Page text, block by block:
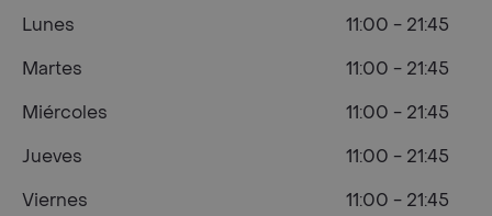
Lunes
11:00 - 21:45
Martes
11:00 - 21:45
Miércoles
11:00 - 21:45
Jueves
11:00 - 21:45
Viernes
11:00 - 21:45